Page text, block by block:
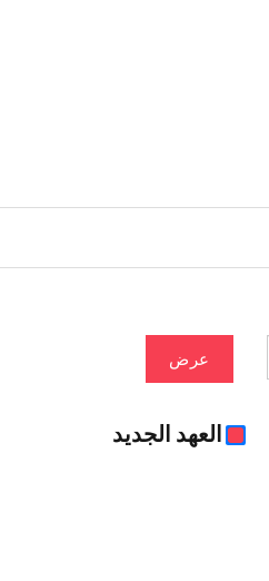
عرض
العهد الجديد